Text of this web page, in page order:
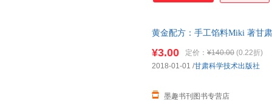
黄金配方：手工馅料Miki 著甘
¥3.00 定价： ¥140.00 (0.22折)
墨趣书刊图书专营店
2018-01-01 /甘肃科学技术出版社